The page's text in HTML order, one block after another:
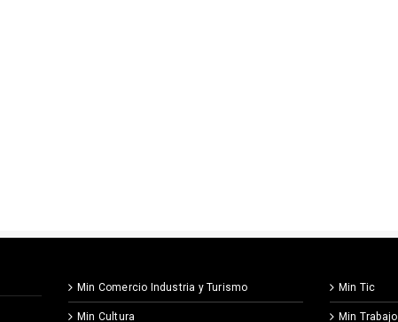
Min Comercio Industria y Turismo
Min Cultura
Min Tic
Min Trabajo